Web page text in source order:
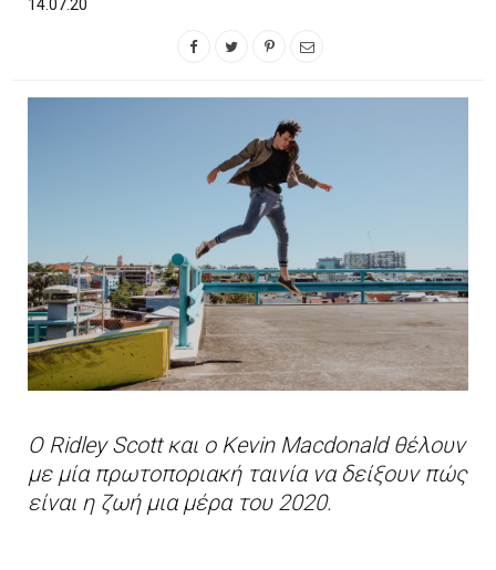
14.07.20
Ο Ridley Scott και ο Kevin Macdonald θέλουν
με μία πρωτοποριακή ταινία να δείξουν πώς
είναι η ζωή μια μέρα του 2020.